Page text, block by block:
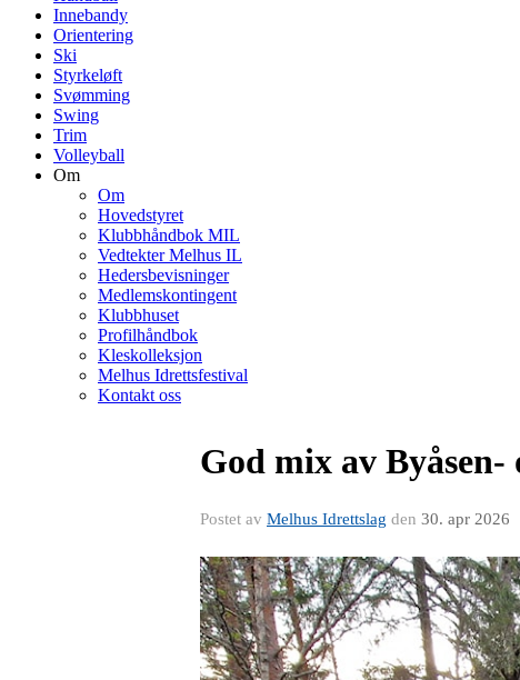
Innebandy
Orientering
Ski
Styrkeløft
Svømming
Swing
Trim
Volleyball
Om
Om
Hovedstyret
Klubbhåndbok MIL
Vedtekter Melhus IL
Hedersbevisninger
Medlemskontingent
Klubbhuset
Profilhåndbok
Kleskolleksjon
Melhus Idrettsfestival
Kontakt oss
God mix av Byåsen-
Postet av Melhus Idrettslag den 30. apr 2026